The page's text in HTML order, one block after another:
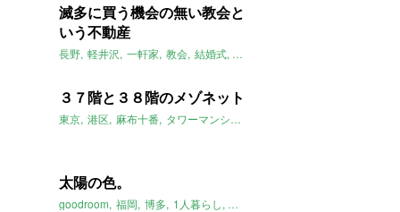
滅多に買う機会の無い教会と
いう不動産
長野 軽井沢 一軒家 教会 結婚式 2019年9月のおすすめ
３７階と３８階のメゾネット
東京 港区 麻布十番 タワーマンション
太陽の色。
goodroom 福岡 博多 1人暮らし デザイナーズ